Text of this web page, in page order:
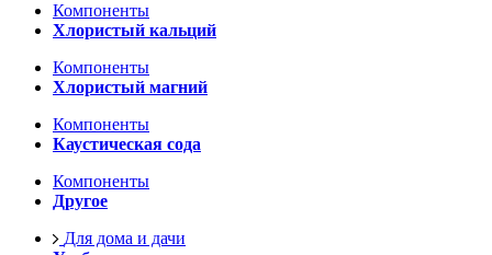
Компоненты
Хлористый кальций
Компоненты
Хлористый магний
Компоненты
Каустическая сода
Компоненты
Другое
Для дома и дачи